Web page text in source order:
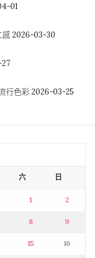
01
感 2026-03-30
行色彩 2026-03-25
六 日
1 2
8 9
15 16